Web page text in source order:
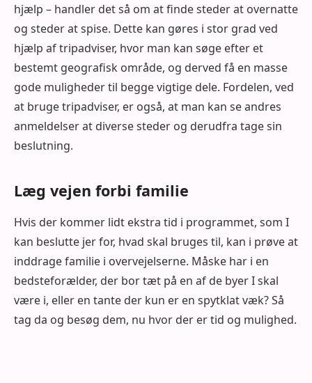
hjælp – handler det så om at finde steder at overnatte
og steder at spise. Dette kan gøres i stor grad ved
hjælp af tripadviser, hvor man kan søge efter et
bestemt geografisk område, og derved få en masse
gode muligheder til begge vigtige dele. Fordelen, ved
at bruge tripadviser, er også, at man kan se andres
anmeldelser at diverse steder og derudfra tage sin
beslutning.
Læg vejen forbi familie
Hvis der kommer lidt ekstra tid i programmet, som I
kan beslutte jer for, hvad skal bruges til, kan i prøve at
inddrage familie i overvejelserne. Måske har i en
bedsteforælder, der bor tæt på en af de byer I skal
være i, eller en tante der kun er en spytklat væk? Så
tag da og besøg dem, nu hvor der er tid og mulighed.